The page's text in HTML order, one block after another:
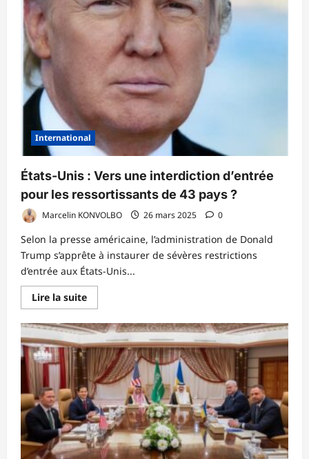
International
États-Unis : Vers une interdiction d’entrée
pour les ressortissants de 43 pays ?
Marcelin KONVOLBO 26 mars 2025 0
Selon la presse américaine, l’administration de Donald
Trump s’apprête à instaurer de sévères restrictions
d’entrée aux États-Unis...
Lire la suiteEn
savoir
sur
États-
Unis
:
Vers
une
interdiction
d’entrée
pour
les
ressortissants
de
43
pays